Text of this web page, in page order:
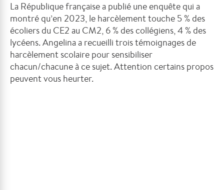
La République française a publié une enquête qui a
montré qu’en 2023, le harcèlement touche 5 % des
écoliers du CE2 au CM2, 6 % des collégiens, 4 % des
lycéens. Angelina a recueilli trois témoignages de
harcèlement scolaire pour sensibiliser
chacun/chacune à ce sujet. Attention certains propos
peuvent vous heurter.